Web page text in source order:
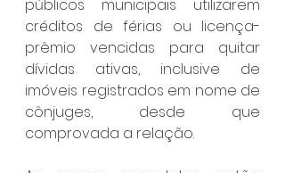
públicos municipais utilizarem
créditos de férias ou licença-
prêmio vencidas para quitar
dívidas ativas, inclusive de
imóveis registrados em nome de
cônjuges, desde que
comprovada a relação.